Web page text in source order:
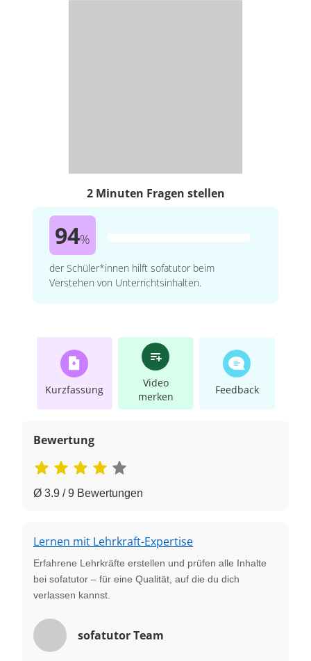
2 Minuten Fragen stellen
94%
der Schüler*innen hilft sofatutor beim
Verstehen von Unterrichtsinhalten.
Kurzfassung
Video
merken
Feedback
Bewertung
Ø 3.9 / 9 Bewertungen
Lernen mit Lehrkraft-Expertise
Erfahrene Lehrkräfte erstellen und prüfen alle Inhalte
bei sofatutor – für eine Qualität, auf die du dich
verlassen kannst.
sofatutor Team